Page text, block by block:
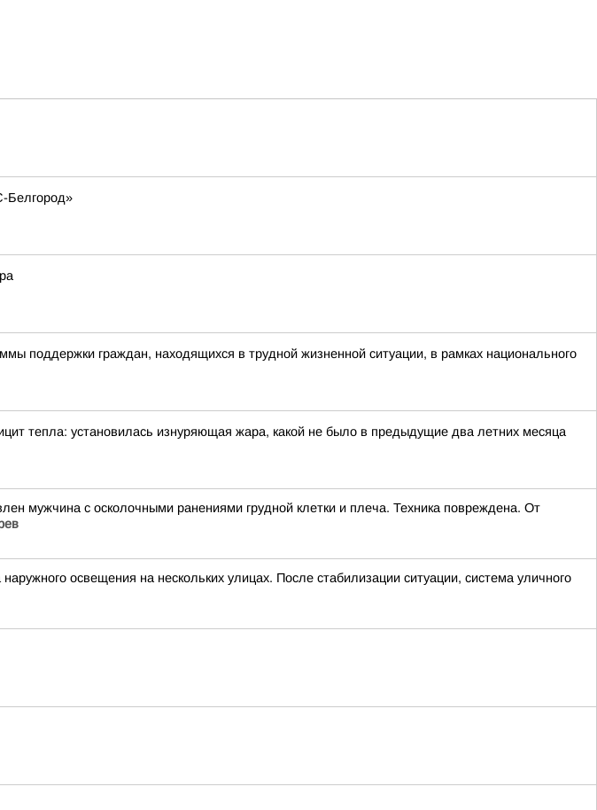
Белгород»
поддержки граждан, находящихся в трудной жизненной ситуации, в рамках национального
тепла: установилась изнуряющая жара, какой не было в предыдущие два летних месяца
мужчина с осколочными ранениями грудной клетки и плеча. Техника повреждена. От
освещения на нескольких улицах. После стабилизации ситуации, система уличного